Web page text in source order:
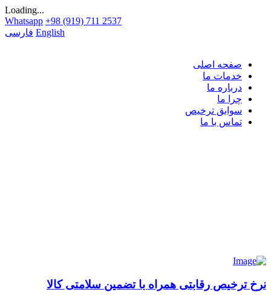
Loading...
Whatsapp +98 (919) 711 2537
فارسی English
صفحه اصلی
خدمات ما
درباره ما
چرا ما
سوابق ترخیص
تماس با ما
نرخ ترخیص رقابتی همراه با تضمین سلامتی کالا